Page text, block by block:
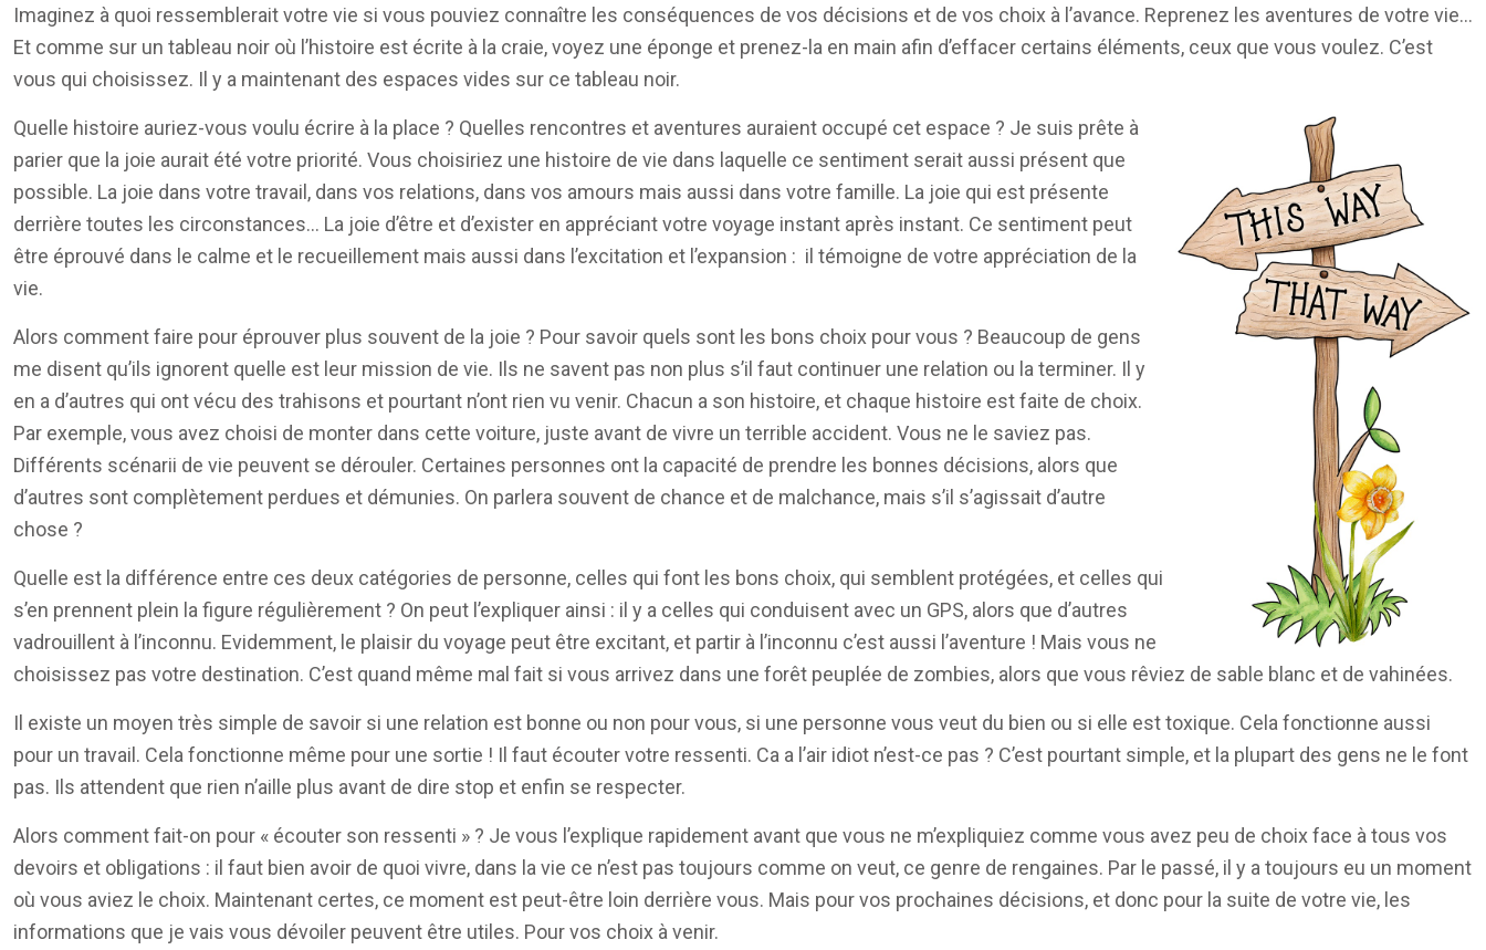
Imaginez à quoi ressemblerait votre vie si vous pouviez connaître les conséquences de vos décisions et de vos choix à l’avance. Reprenez les aventures de votre vie…
Et comme sur un tableau noir où l’histoire est écrite à la craie, voyez une éponge et prenez-la en main afin d’effacer certains éléments, ceux que vous voulez. C’est
vous qui choisissez. Il y a maintenant des espaces vides sur ce tableau noir.
Quelle histoire auriez-vous voulu écrire à la place ? Quelles rencontres et aventures auraient occupé cet espace ? Je suis prête à
parier que la joie aurait été votre priorité. Vous choisiriez une histoire de vie dans laquelle ce sentiment serait aussi présent que
possible. La joie dans votre travail, dans vos relations, dans vos amours mais aussi dans votre famille. La joie qui est présente
derrière toutes les circonstances… La joie d’être et d’exister en appréciant votre voyage instant après instant. Ce sentiment peut
être éprouvé dans le calme et le recueillement mais aussi dans l’excitation et l’expansion : il témoigne de votre appréciation de la
vie.
Alors comment faire pour éprouver plus souvent de la joie ? Pour savoir quels sont les bons choix pour vous ? Beaucoup de gens
me disent qu’ils ignorent quelle est leur mission de vie. Ils ne savent pas non plus s’il faut continuer une relation ou la terminer. Il y
en a d’autres qui ont vécu des trahisons et pourtant n’ont rien vu venir. Chacun a son histoire, et chaque histoire est faite de choix.
Par exemple, vous avez choisi de monter dans cette voiture, juste avant de vivre un terrible accident. Vous ne le saviez pas.
Différents scénarii de vie peuvent se dérouler. Certaines personnes ont la capacité de prendre les bonnes décisions, alors que
d’autres sont complètement perdues et démunies. On parlera souvent de chance et de malchance, mais s’il s’agissait d’autre
chose ?
Quelle est la différence entre ces deux catégories de personne, celles qui font les bons choix, qui semblent protégées, et celles qui
s’en prennent plein la figure régulièrement ? On peut l’expliquer ainsi : il y a celles qui conduisent avec un GPS, alors que d’autres
vadrouillent à l’inconnu. Evidemment, le plaisir du voyage peut être excitant, et partir à l’inconnu c’est aussi l’aventure ! Mais vous ne
choisissez pas votre destination. C’est quand même mal fait si vous arrivez dans une forêt peuplée de zombies, alors que vous rêviez de sable blanc et de vahinées.
Il existe un moyen très simple de savoir si une relation est bonne ou non pour vous, si une personne vous veut du bien ou si elle est toxique. Cela fonctionne aussi
pour un travail. Cela fonctionne même pour une sortie ! Il faut écouter votre ressenti. Ca a l’air idiot n’est-ce pas ? C’est pourtant simple, et la plupart des gens ne le font
pas. Ils attendent que rien n’aille plus avant de dire stop et enfin se respecter.
Alors comment fait-on pour « écouter son ressenti » ? Je vous l’explique rapidement avant que vous ne m’expliquiez comme vous avez peu de choix face à tous vos
devoirs et obligations : il faut bien avoir de quoi vivre, dans la vie ce n’est pas toujours comme on veut, ce genre de rengaines. Par le passé, il y a toujours eu un moment
où vous aviez le choix. Maintenant certes, ce moment est peut-être loin derrière vous. Mais pour vos prochaines décisions, et donc pour la suite de votre vie, les
informations que je vais vous dévoiler peuvent être utiles. Pour vos choix à venir.